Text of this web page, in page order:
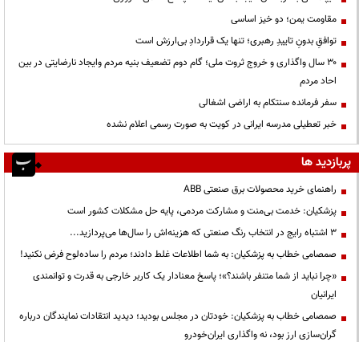
مقاومت یمن؛ دو خیز اساسی
توافقِ بدونِ تاییدِ رهبری؛ تنها یک قراردادِ بی‌ارزش است
۳۰ سال واگذاری و خروج ثروت ملی؛ گام دوم تضعیف بنیه مردم وایجاد نارضایتی در بین
احاد مردم
سفر فرمانده سنتکام به اراضی اشغالی
خبر تعطیلی مدرسه ایرانی در کویت به صورت رسمی اعلام نشده
پربازدید ها
راهنمای خرید محصولات برق صنعتی ABB
پزشکیان: خدمت بی‌منت و مشارکت مردمی، پایه حل مشکلات کشور است
3 اشتباه رایج در انتخاب رنگ صنعتی که هزینه‌اش را سال‌ها می‌پردازید...
صمصامی خطاب به پزشکیان: به شما اطلاعات غلط دادند؛ مردم را ساده‌لوح فرض نکنید!
«چرا نباید از شما متنفر باشند؟»؛ پاسخ معنادار یک کاربر خارجی به قدرت و توانمندی
ایرانیان
صمصامی خطاب به پزشکیان: خودتان در مجلس بودید؛ دیدید انتقادات نمایندگان درباره
گران‌سازی ارز بود، نه واگذاری ایران‌خودرو